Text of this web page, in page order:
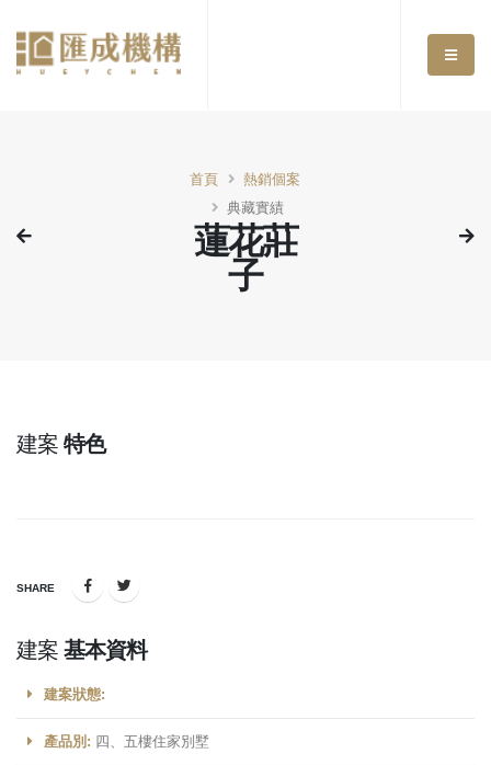
蓮花莊
子
首頁
熱銷個案
典藏實績
建案特色
SHARE
建案基本資料
建案狀態:
產品別: 四、五樓住家別墅